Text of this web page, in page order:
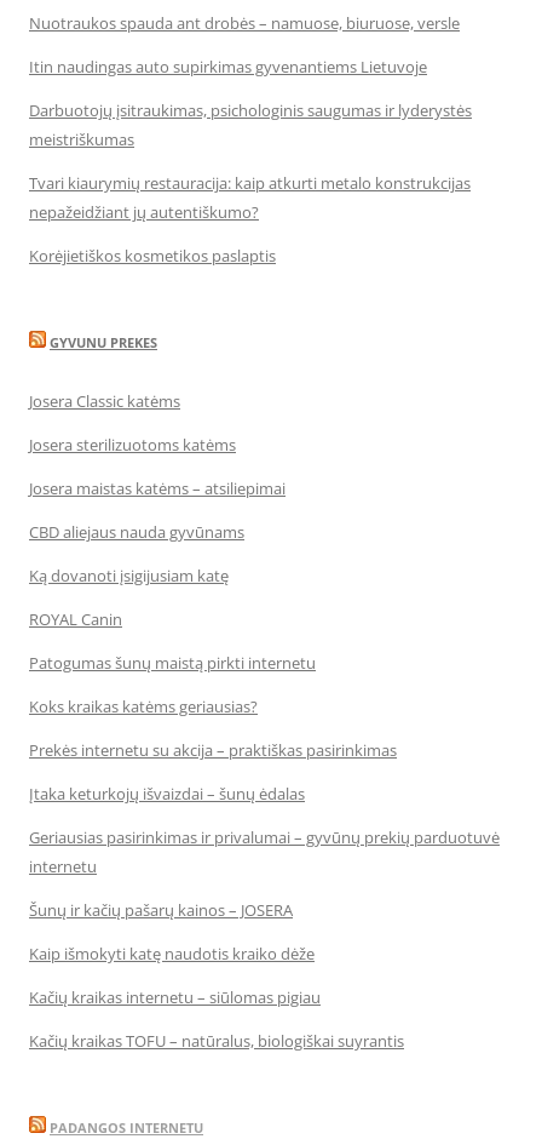
Nuotraukos spauda ant drobės – namuose, biuruose, versle
Itin naudingas auto supirkimas gyvenantiems Lietuvoje
Darbuotojų įsitraukimas, psichologinis saugumas ir lyderystės
meistriškumas
Tvari kiaurymių restauracija: kaip atkurti metalo konstrukcijas
nepažeidžiant jų autentiškumo?
Korėjietiškos kosmetikos paslaptis
GYVUNU PREKES
Josera Classic katėms
Josera sterilizuotoms katėms
Josera maistas katėms – atsiliepimai
CBD aliejaus nauda gyvūnams
Ką dovanoti įsigijusiam katę
ROYAL Canin
Patogumas šunų maistą pirkti internetu
Koks kraikas katėms geriausias?
Prekės internetu su akcija – praktiškas pasirinkimas
Įtaka keturkojų išvaizdai – šunų ėdalas
Geriausias pasirinkimas ir privalumai – gyvūnų prekių parduotuvė
internetu
Šunų ir kačių pašarų kainos – JOSERA
Kaip išmokyti katę naudotis kraiko dėže
Kačių kraikas internetu – siūlomas pigiau
Kačių kraikas TOFU – natūralus, biologiškai suyrantis
PADANGOS INTERNETU